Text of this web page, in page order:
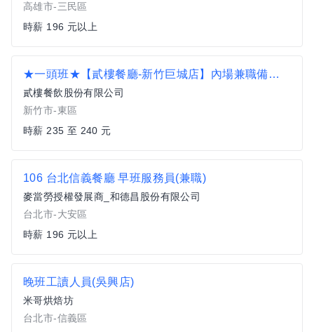
高雄市-三民區
時薪 196 元以上
★一頭班★【貳樓餐廳-新竹巨城店】內場兼職備料手(空班津貼另計)
貳樓餐飲股份有限公司
新竹市-東區
時薪 235 至 240 元
106 台北信義餐廳 早班服務員(兼職)
麥當勞授權發展商_和德昌股份有限公司
台北市-大安區
時薪 196 元以上
晚班工讀人員(吳興店)
米哥烘焙坊
台北市-信義區